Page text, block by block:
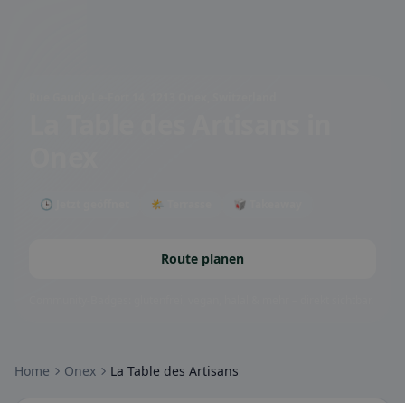
🕒 Jetzt geöffnet 🌤 Terrasse 🥡 Takeaway
Route planen
Home Onex La Table des Artisans